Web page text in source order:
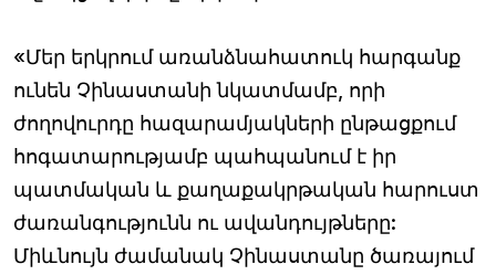
«Մեր երկրում առանձնահատուկ հարգանք
ունեն Չինաստանի նկատմամբ, որի
ժողովուրդը հազարամյակների ընթացքում
հոգատարությամբ պահպանում է իր
պատմական և քաղաքակրթական հարուստ
ժառանգությունն ու ավանդույթները:
Միևնույն ժամանակ Չինաստանը ծառայում